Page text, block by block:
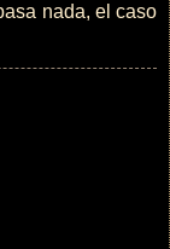
nada, el caso